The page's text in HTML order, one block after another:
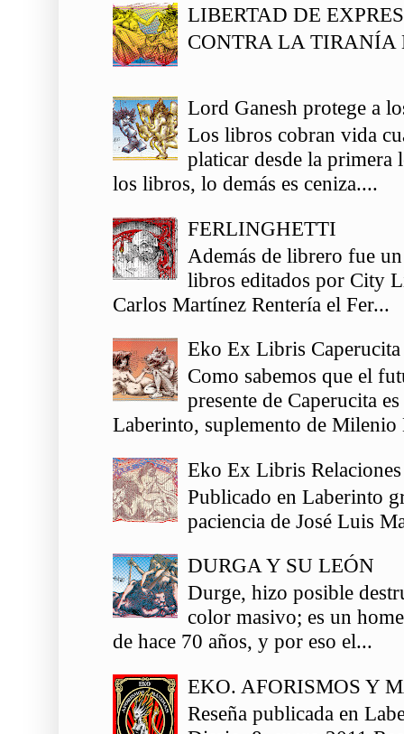
LIBERTAD DE
CONTRA LA TIRANÍA
Lord Ganesh protege a
Los libros cobran vida
platicar desde la primera
los libros, lo demás es ceniza....
FERLINGHETTI
Además de librero fue
libros editados por City
Carlos Martínez Rentería el Fer...
Eko Ex Libris
Como sabemos que el
presente de Caperucita
Laberinto, suplemento de Milenio
Eko Ex Libris
Publicado en Laberinto
paciencia de José Luis
DURGA Y SU LEÓN
Durge, hizo posible
color masivo; es un
de hace 70 años, y por eso el...
EKO. AFORISMOS Y
Reseña publicada en